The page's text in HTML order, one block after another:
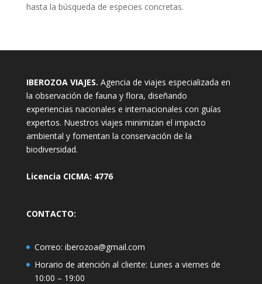
hasta la búsqueda de especies concretas.
IBEROZOA VIAJES. Agencia de viajes especializada en
la observación de fauna y flora, diseñando
experiencias nacionales e internacionales con guías
expertos. Nuestros viajes minimizan el impacto
ambiental y fomentan la conservación de la
biodiversidad.
Licencia CICMA: 4776
CONTACTO:
Correo: iberozoa@gmail.com
Horario de atención al cliente: Lunes a viernes de
10:00 – 19:00